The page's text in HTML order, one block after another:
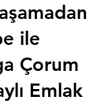
ile
Çorum
Emlak